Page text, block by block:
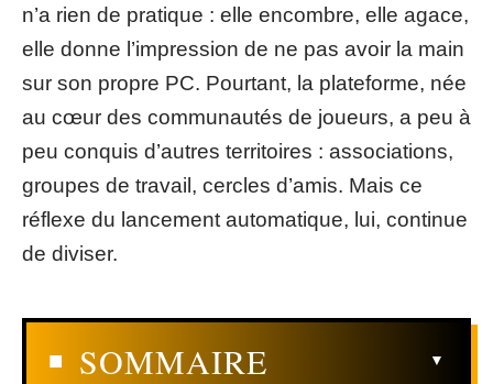
n’a rien de pratique : elle encombre, elle agace,
elle donne l’impression de ne pas avoir la main
sur son propre PC. Pourtant, la plateforme, née
au cœur des communautés de joueurs, a peu à
peu conquis d’autres territoires : associations,
groupes de travail, cercles d’amis. Mais ce
réflexe du lancement automatique, lui, continue
de diviser.
SOMMAIRE